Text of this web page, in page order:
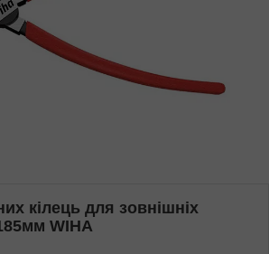
кілець для зовнішніх
WIHA